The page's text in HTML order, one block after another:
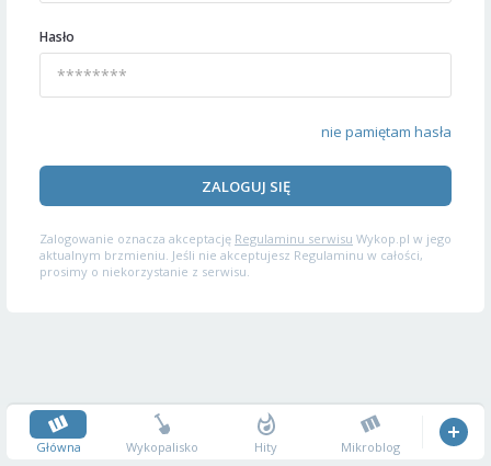
Hasło
nie pamiętam hasła
ZALOGUJ SIĘ
Zalogowanie oznacza akceptację Regulaminu serwisu Wykop.pl w jego
aktualnym brzmieniu. Jeśli nie akceptujesz Regulaminu w całości,
prosimy o niekorzystanie z serwisu.
Główna Wykopalisko Hity Mikroblog